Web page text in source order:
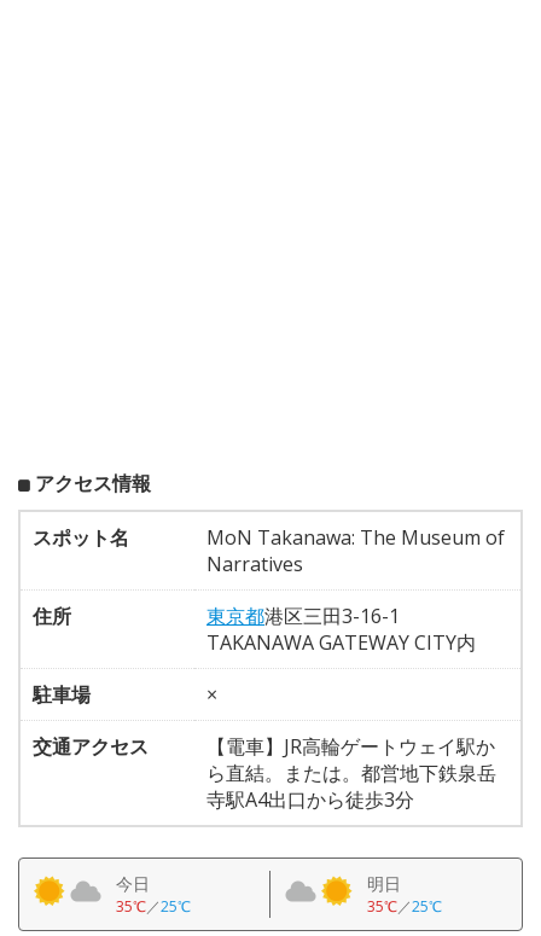
アクセス情報
スポット名
MoN Takanawa: The Museum of
Narratives
住所
東京都港区三田3-16-1
TAKANAWA GATEWAY CITY内
駐車場
×
交通アクセス
【電車】JR高輪ゲートウェイ駅か
ら直結。または。都営地下鉄泉岳
寺駅A4出口から徒歩3分
今日
35℃／25℃
明日
35℃／25℃